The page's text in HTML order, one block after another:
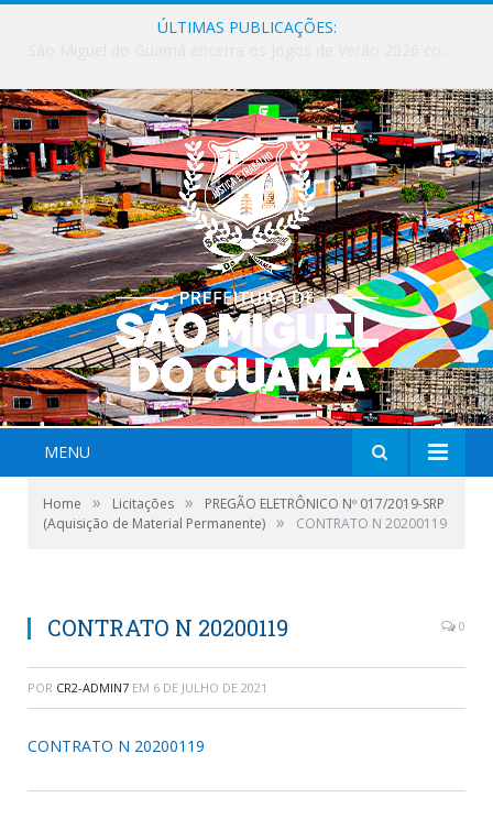
ÚLTIMAS PUBLICAÇÕES:
MENU
Home » Licitações »
PREGÃO ELETRÔNICO Nº 017/2019-SRP
(Aquisição de Material Permanente) » CONTRATO N 20200119
CONTRATO N 20200119 0
POR CR2-ADMIN7 EM 6 DE JULHO DE 2021
CONTRATO N 20200119